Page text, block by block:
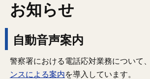
お知らせ
自動音声案内
警察署における電話応対業務について、
ンスによる案内を導入しています。